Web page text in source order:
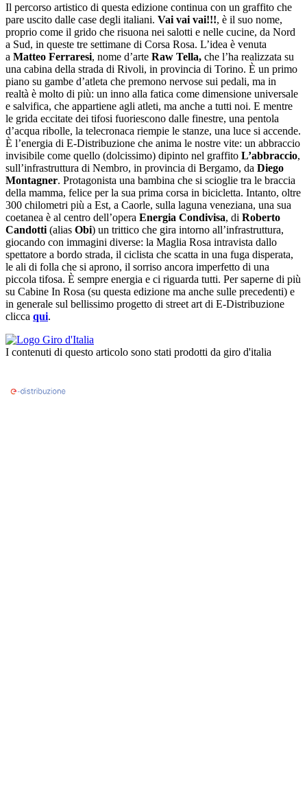
Il percorso artistico di questa edizione continua con un graffito che
pare uscito dalle case degli italiani. Vai vai vai!!!, è il suo nome,
proprio come il grido che risuona nei salotti e nelle cucine, da Nord
a Sud, in queste tre settimane di Corsa Rosa. L’idea è venuta
a Matteo Ferraresi, nome d’arte Raw Tella, che l’ha realizzata su
una cabina della strada di Rivoli, in provincia di Torino. È un primo
piano su gambe d’atleta che premono nervose sui pedali, ma in
realtà è molto di più: un inno alla fatica come dimensione universale
e salvifica, che appartiene agli atleti, ma anche a tutti noi. E mentre
le grida eccitate dei tifosi fuoriescono dalle finestre, una pentola
d’acqua ribolle, la telecronaca riempie le stanze, una luce si accende.
È l’energia di E-Distribuzione che anima le nostre vite: un abbraccio
invisibile come quello (dolcissimo) dipinto nel graffito L’abbraccio,
sull’infrastruttura di Nembro, in provincia di Bergamo, da Diego
Montagner. Protagonista una bambina che si scioglie tra le braccia
della mamma, felice per la sua prima corsa in bicicletta. Intanto, oltre
300 chilometri più a Est, a Caorle, sulla laguna veneziana, una sua
coetanea è al centro dell’opera Energia Condivisa, di Roberto
Candotti (alias Obi) un trittico che gira intorno all’infrastruttura,
giocando con immagini diverse: la Maglia Rosa intravista dallo
spettatore a bordo strada, il ciclista che scatta in una fuga disperata,
le ali di folla che si aprono, il sorriso ancora imperfetto di una
piccola tifosa. È sempre energia e ci riguarda tutti. Per saperne di più
su Cabine In Rosa (su questa edizione ma anche sulle precedenti) e
in generale sul bellissimo progetto di street art di E-Distribuzione
clicca qui.
I contenuti di questo articolo sono stati prodotti da giro d'italia